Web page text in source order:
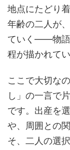
地点にたどり
年齢の二人が
ていく——物語
程が描かれてい
ここで大切な
し」の一言で
です。出産を
や、周囲との
そ、二人の選